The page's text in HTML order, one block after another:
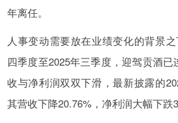
年离任。
人事变动需要放在业绩变化的背景
四季度至2025年三季度，迎驾贡酒
收与净利润双双下滑，最新披露的
其营收下降20.76%，净利润大幅下跌